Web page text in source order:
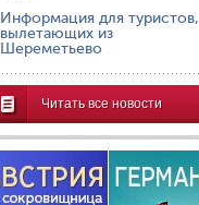
Информация для туристов,
вылетающих из
Шереметьево
Читать все новости